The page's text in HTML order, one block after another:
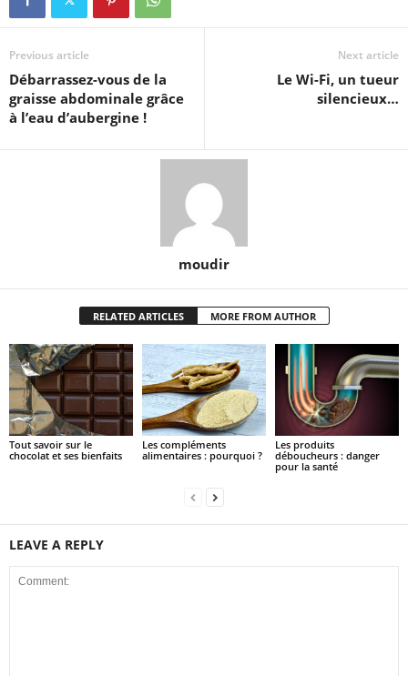
Previous article
Débarrassez-vous de la
graisse abdominale grâce
à l’eau d’aubergine !
Next article
Le Wi-Fi, un tueur
silencieux…
moudir
RELATED ARTICLES MORE FROM AUTHOR
Tout savoir sur le
chocolat et ses bienfaits
Les compléments
alimentaires : pourquoi ?
Les produits
déboucheurs : danger
pour la santé
LEAVE A REPLY